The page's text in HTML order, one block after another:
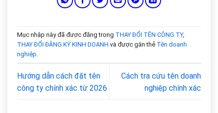
Mục nhập này đã được đăng trong THAY ĐỔI TÊN CÔNG TY,
THAY ĐỔI ĐĂNG KÝ KINH DOANH và được gắn thẻ Tên doanh
nghiệp
Hướng dẫn cách đặt tên
công ty chính xác từ 2026
Cách tra cứu tên doanh
nghiệp chính xác